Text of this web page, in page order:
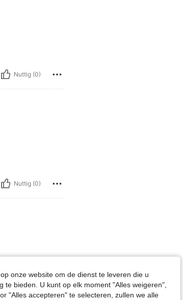
Nuttig (0)
Nuttig (0)
Nuttig (0)
onze website om de dienst te leveren die u
bieden. U kunt op elk moment "Alles weigeren",
"Alles accepteren" te selecteren, zullen we alle